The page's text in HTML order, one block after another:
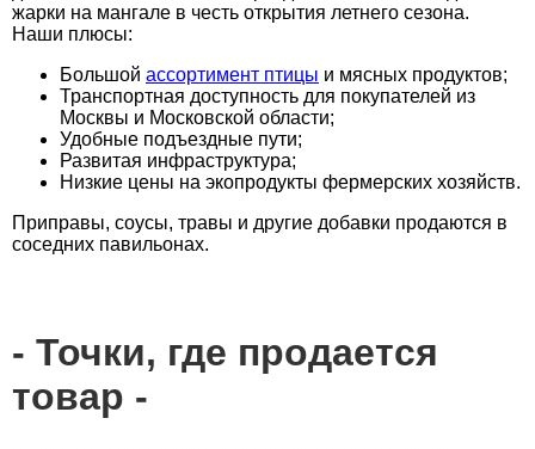
жарки на мангале в честь открытия летнего сезона.
Наши плюсы:
Большой ассортимент птицы и мясных продуктов;
Транспортная доступность для покупателей из
Москвы и Московской области;
Удобные подъездные пути;
Развитая инфраструктура;
Низкие цены на экопродукты фермерских хозяйств.
Приправы, соусы, травы и другие добавки продаются в
соседних павильонах.
Точки, где продается
товар